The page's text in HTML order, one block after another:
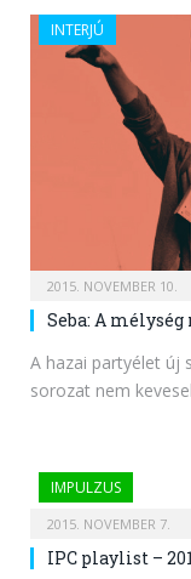
INTERJÚ
2015. NOVEMBER 10.
Seba: A mélység
A hazai partyélet új
sorozat nem
IMPULZUS
2015. NOVEMBER 7.
IPC playlist –